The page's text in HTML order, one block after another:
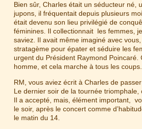
Bien sûr, Charles était un séducteur né,
jupons, il fréquentait depuis plusieurs
était devenu son lieu privilégié de
féminines. Il collectionnait les femmes,
saviez. Il avait même imaginé avec
stratagème pour épater et séduire les
urgent du Président Raymond Poincaré.
homme, et cela marche à tous les coups.
RM, vous aviez écrit à Charles de
Le dernier soir de la tournée triomphale,
Il a accepté, mais, élément important,
le soir, après le concert comme
le matin du 14.